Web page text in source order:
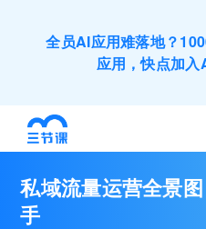
全员AI应用难落地？
应用，快点加入
200+门DeepSeek应用
培训人只给员工找学习
私域流量运营全景
手